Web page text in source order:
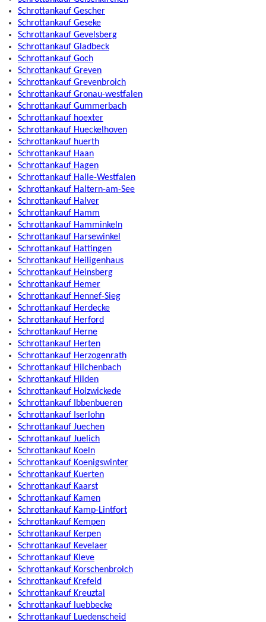
Schrottankauf Gescher
Schrottankauf Geseke
Schrottankauf Gevelsberg
Schrottankauf Gladbeck
Schrottankauf Goch
Schrottankauf Greven
Schrottankauf Grevenbroich
Schrottankauf Gronau-westfalen
Schrottankauf Gummerbach
Schrottankauf hoexter
Schrottankauf Hueckelhoven
Schrottankauf huerth
Schrottankauf Haan
Schrottankauf Hagen
Schrottankauf Halle-Westfalen
Schrottankauf Haltern-am-See
Schrottankauf Halver
Schrottankauf Hamm
Schrottankauf Hamminkeln
Schrottankauf Harsewinkel
Schrottankauf Hattingen
Schrottankauf Heiligenhaus
Schrottankauf Heinsberg
Schrottankauf Hemer
Schrottankauf Hennef-Sieg
Schrottankauf Herdecke
Schrottankauf Herford
Schrottankauf Herne
Schrottankauf Herten
Schrottankauf Herzogenrath
Schrottankauf Hilchenbach
Schrottankauf Hilden
Schrottankauf Holzwickede
Schrottankauf Ibbenbueren
Schrottankauf Iserlohn
Schrottankauf Juechen
Schrottankauf Juelich
Schrottankauf Koeln
Schrottankauf Koenigswinter
Schrottankauf Kuerten
Schrottankauf Kaarst
Schrottankauf Kamen
Schrottankauf Kamp-Lintfort
Schrottankauf Kempen
Schrottankauf Kerpen
Schrottankauf Kevelaer
Schrottankauf Kleve
Schrottankauf Korschenbroich
Schrottankauf Krefeld
Schrottankauf Kreuztal
Schrottankauf luebbecke
Schrottankauf Luedenscheid